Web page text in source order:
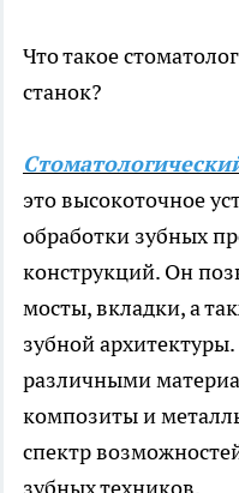
Что такое
станок?
это высокоточное
обработки зубных
конструкций. Он
мосты, вкладки, а
зубной
различными
композиты и
спектр